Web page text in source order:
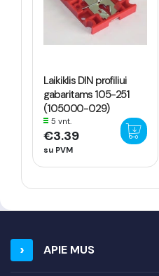
Laikiklis DIN profiliui
gabaritams 105-251
(105000-029)
5 vnt.
€3.39
su PVM
APIE MUS